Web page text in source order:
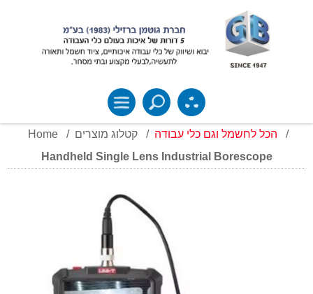
Home / קטלוג מוצרים / הכל לחשמל וגם כלי עבודה
/
Handheld Single Lens Industrial Borescope